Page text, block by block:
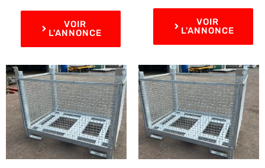
VOIR
L'ANNONCE
VOIR
L'ANNONCE